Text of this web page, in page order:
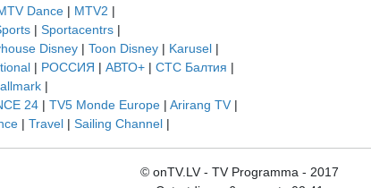
Dance | MTV2 |
| Sportacentrs |
Disney | Toon Disney | Karusel |
| РОССИЯ | АВТО+ | СТС Балтия |
|
24 | TV5 Monde Europe | Arirang TV |
| Travel | Sailing Channel |
© onTV.LV - TV Programma - 2017